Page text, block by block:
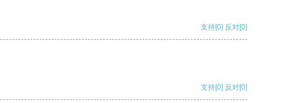
支持[0] 反对[0]
支持[0] 反对[0]